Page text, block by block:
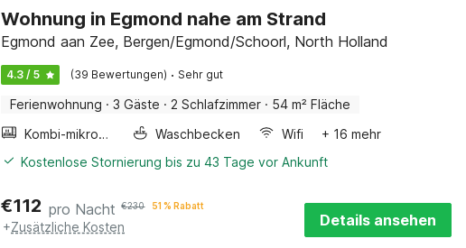
Wohnung in Egmond nahe am Strand
Egmond aan Zee, Bergen/Egmond/Schoorl, North Holland
4.3 / 5 (39 Bewertungen) · Sehr gut
Ferienwohnung · 3 Gäste · 2 Schlafzimmer · 54 m² Fläche
Kombi-mikrowelle
Waschbecken Wifi
+ 16 mehr
Kostenlose Stornierung bis zu 43 Tage vor Ankunft
€112 pro Nacht €230 51 % Rabatt
+Zusätzliche Kosten Details ansehen